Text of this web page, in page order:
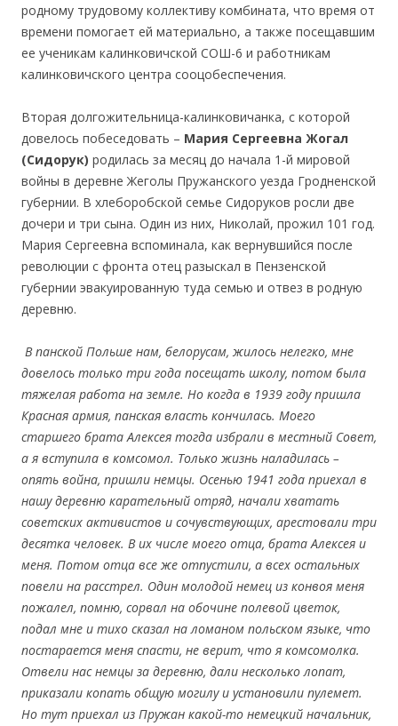
родному трудовому коллективу комбината, что время от
времени помогает ей материально, а также посещавшим
ее ученикам калинковичской СОШ-6 и работникам
калинковичского центра сооцобеспечения.
Вторая долгожительница-калинковичанка, с которой
довелось побеседовать – Мария Сергеевна Жогал
(Сидорук) родилась за месяц до начала 1-й мировой
войны в деревне Жеголы Пружанского уезда Гродненской
губернии. В хлеборобской семье Сидоруков росли две
дочери и три сына. Один из них, Николай, прожил 101 год.
Мария Сергеевна вспоминала, как вернувшийся после
революции с фронта отец разыскал в Пензенской
губернии эвакуированную туда семью и отвез в родную
деревню.
В панской Польше нам, белорусам, жилось нелегко, мне
довелось только три года посещать школу, потом была
тяжелая работа на земле. Но когда в 1939 году пришла
Красная армия, панская власть кончилась. Моего
старшего брата Алексея тогда избрали в местный Совет,
а я вступила в комсомол. Только жизнь наладилась –
опять война, пришли немцы. Осенью 1941 года приехал в
нашу деревню карательный отряд, начали хватать
советских активистов и сочувствующих, арестовали три
десятка человек. В их числе моего отца, брата Алексея и
меня. Потом отца все же отпустили, а всех остальных
повели на расстрел. Один молодой немец из конвоя меня
пожалел, помню, сорвал на обочине полевой цветок,
подал мне и тихо сказал на ломаном польском языке, что
постарается меня спасти, не верит, что я комсомолка.
Отвели нас немцы за деревню, дали несколько лопат,
приказали копать общую могилу и установили пулемет.
Но тут приехал из Пружан какой-то немецкий начальник,